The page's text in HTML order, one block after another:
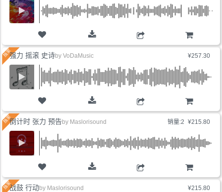
购物车
¥257.30
购物车
强力 摇滚 史诗by VoDaMusic
销量:2 ¥215.80
购物车
倒计时 张力 预告by Maslorisound
¥215.80
战鼓 行动by Maslorisound